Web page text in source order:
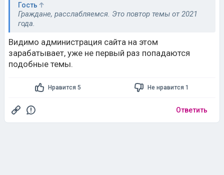
Гость
Граждане, расслабляемся. Это повтор темы от 2021
года.
Видимо администрация сайта на этом
зарабатывает, уже не первый раз попадаются
подобные темы.
Нравится 5 Не нравится 1
Ответить